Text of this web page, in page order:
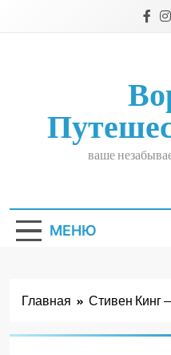
ваше
МЕНЮ
Главная Стивен Кинг